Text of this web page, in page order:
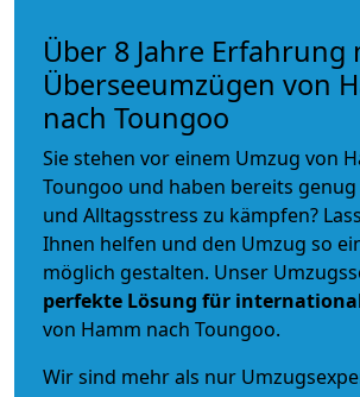
Über 8 Jahre Erfahrung
Überseeumzügen von
nach Toungoo
Sie stehen vor einem Umzug von
Toungoo und haben bereits
und Alltagsstress zu kämpfen?
Ihnen helfen und den Umzug so
möglich gestalten. Unser
perfekte Lösung für
von Hamm nach Toungoo.
Wir sind mehr als nur